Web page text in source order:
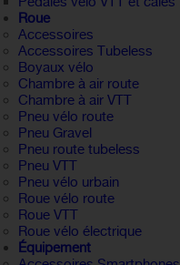
Roue
Accessoires
Accessoires Tubeless
Boyaux vélo
Chambre à air route
Chambre à air VTT
Pneu vélo route
Pneu Gravel
Pneu route tubeless
Pneu VTT
Pneu vélo urbain
Roue vélo route
Roue VTT
Roue vélo électrique
Équipement